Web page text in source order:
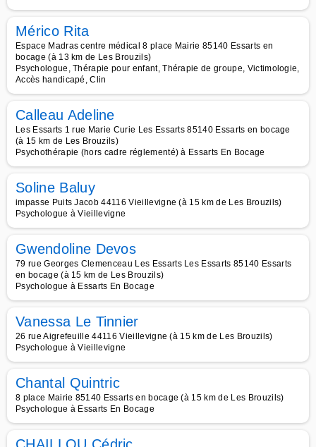
Mérico Rita
Espace Madras centre médical 8 place Mairie 85140 Essarts en
bocage (à 13 km de Les Brouzils)
Psychologue, Thérapie pour enfant, Thérapie de groupe, Victimologie,
Accès handicapé, Clin
Calleau Adeline
Les Essarts 1 rue Marie Curie Les Essarts 85140 Essarts en bocage
(à 15 km de Les Brouzils)
Psychothérapie (hors cadre réglementé) à Essarts En Bocage
Soline Baluy
impasse Puits Jacob 44116 Vieillevigne (à 15 km de Les Brouzils)
Psychologue à Vieillevigne
Gwendoline Devos
79 rue Georges Clemenceau Les Essarts Les Essarts 85140 Essarts
en bocage (à 15 km de Les Brouzils)
Psychologue à Essarts En Bocage
Vanessa Le Tinnier
26 rue Aigrefeuille 44116 Vieillevigne (à 15 km de Les Brouzils)
Psychologue à Vieillevigne
Chantal Quintric
8 place Mairie 85140 Essarts en bocage (à 15 km de Les Brouzils)
Psychologue à Essarts En Bocage